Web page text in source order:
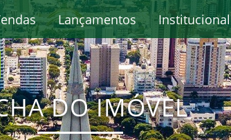
Lançamentos Institucional
DO IMÓVEL